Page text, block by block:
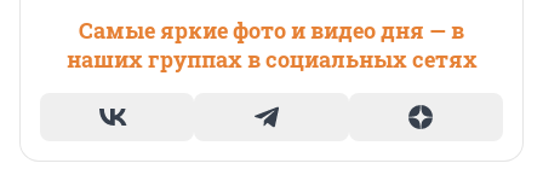
Самые яркие фото и видео дня — в
наших группах в социальных сетях